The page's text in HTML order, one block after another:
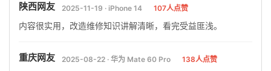
陕西网友 2025-11-19 · iPhone 14 107人点赞
内容很实用，改造维修知识讲解清晰，看完受益匪浅。
重庆网友 2025-08-22 · 华为 Mate 60 Pro 138人点赞